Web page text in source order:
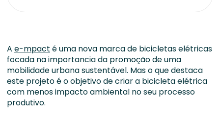
A e-mpact é uma nova marca de bicicletas elétricas
focada na importancia da promoção de uma
mobilidade urbana sustentável. Mas o que destaca
este projeto é o objetivo de criar a bicicleta elétrica
com menos impacto ambiental no seu processo
produtivo.